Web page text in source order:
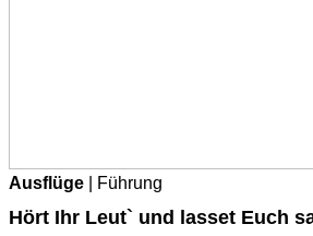
Ausflüge | Führung
Hört Ihr Leut` und lasset Euch